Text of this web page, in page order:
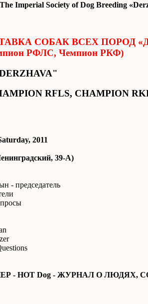
Imperial Society of Dog Breeding
СОБАК ВСЕХ ПОРОД
РФЛС, Чемпион РКФ)
RFLS, CHAMPION
2011
39-А)
- председатель
- HOT Dog - ЖУРНАЛ О ЛЮДЯХ,